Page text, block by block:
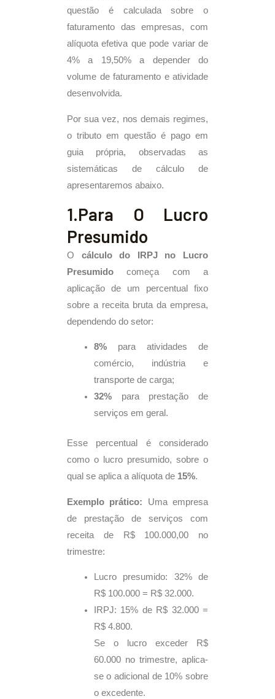
questão é calculada sobre o
faturamento das empresas, com
alíquota efetiva que pode variar de
4% a 19,50% a depender do
volume de faturamento e atividade
desenvolvida.
Por sua vez, nos demais regimes,
o tributo em questão é pago em
guia própria, observadas as
sistemáticas de cálculo de
apresentaremos abaixo.
1.Para O Lucro
Presumido
O cálculo do IRPJ no Lucro
Presumido começa com a
aplicação de um percentual fixo
sobre a receita bruta da empresa,
dependendo do setor:
8%para atividades de
comércio, indústria e
transporte de carga;
32%para prestação de
serviços em geral.
Esse percentual é considerado
como o lucro presumido, sobre o
qual se aplica a alíquota de 15%.
Exemplo prático: Uma empresa
de prestação de serviços com
receita de R$ 100.000,00 no
trimestre:
Lucro presumido: 32% de
R$ 100.000 = R$ 32.000.
IRPJ: 15% de R$ 32.000 =
R$ 4.800.
Se o lucro exceder R$
60.000 no trimestre, aplica-
se o adicional de 10% sobre
o excedente.